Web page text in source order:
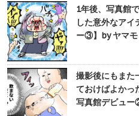
1年後、写真館
した意外なアイ
ー③】by ヤマモ
撮影後にもまた
ておけばよかっ
写真館デビュ